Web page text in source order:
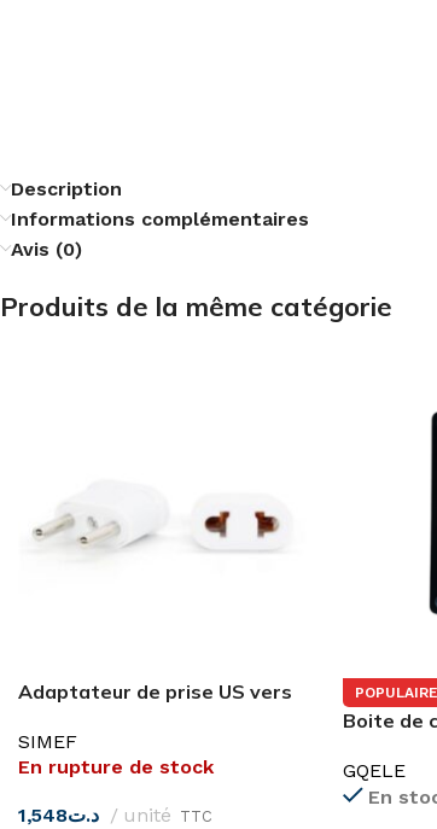
Description
Informations complémentaires
Avis (0)
Produits de la même catégorie
Adaptateur de prise US vers
SIMEF
En rupture de stock
د.ت1,548 unité TTC
POPULAIRE
Boite de
Marche/
GQELE
En